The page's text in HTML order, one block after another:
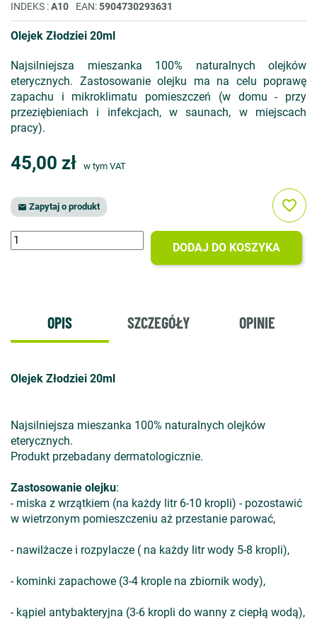
INDEKS A10 EAN 5904730293631
Olejek Złodziei 20ml
Najsilniejsza mieszanka 100% naturalnych olejków
eterycznych. Zastosowanie olejku ma na celu poprawę
zapachu i mikroklimatu pomieszczeń (w domu - przy
przeziębieniach i infekcjach, w saunach, w miejscach
pracy).
45,00 zł w tym VAT
 Zapytaj o produkt
DODAJ DO KOSZYKA
favorite_border
OPIS SZCZEGÓŁY OPINIE
Olejek Złodziei 20ml
Najsilniejsza mieszanka 100% naturalnych olejków
eterycznych.
Produkt przebadany dermatologicznie.
Zastosowanie olejku:
- miska z wrzątkiem (na każdy litr 6-10 kropli) - pozostawić
w wietrzonym pomieszczeniu aż przestanie parować,
- nawilżacze i rozpylacze ( na każdy litr wody 5-8 kropli),
- kominki zapachowe (3-4 krople na zbiornik wody),
- kąpiel antybakteryjna (3-6 kropli do wanny z ciepłą wodą),